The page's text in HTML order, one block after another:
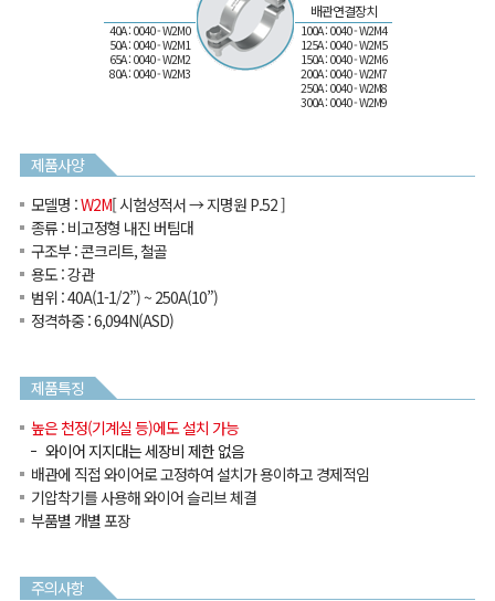
40A : 0040 - W2M0
50A : 0040 - W2M1
65A : 0040 - W2M2
80A : 0040 - W2M3
배관연결장치
100A : 0040 - W2M4
125A : 0040 - W2M5
150A : 0040 - W2M6
200A : 0040 - W2M7
250A : 0040 - W2M8
300A : 0040 - W2M9
제품사양
모델명 :W2M[ 시험성적서 → 지명원 P.52 ]
종류: 비고정형 내진 버팀대
구조부: 콘크리트, 철골
용도: 강관
범위: 40A(1-1/2”) ~ 250A(10”)
정격하중: 6,094N(ASD)
제품특징
높은 천정(기계실 등)에도 설치 가능
와이어 지지대는 세장비 제한 없음
배관에 직접 와이어로 고정하여 설치가 용이하고 경제적임
기압착기를 사용해 와이어 슬리브 체결
부품별 개별 포장
주의사항